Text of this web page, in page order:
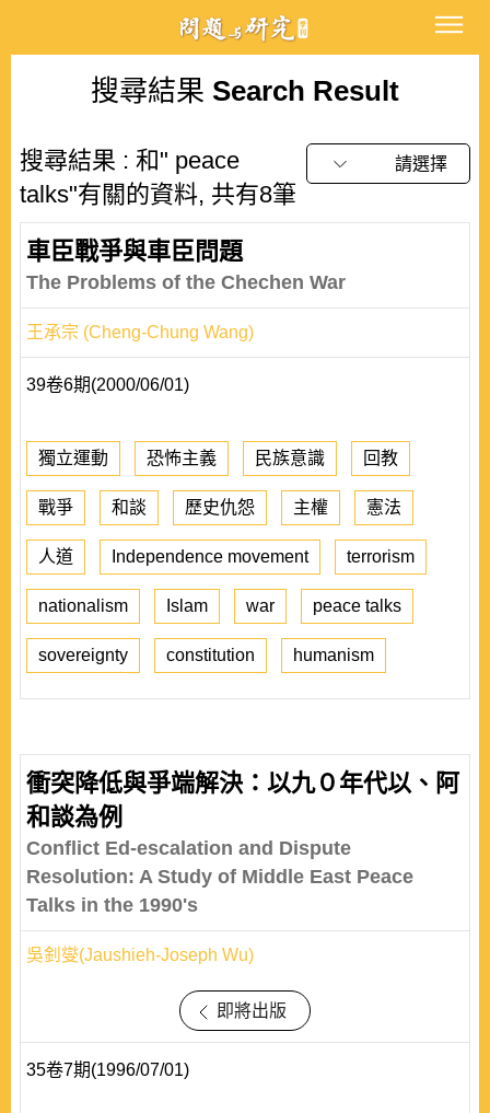
搜尋結果 Search Result
搜尋結果 : 和" peace
talks"有關的資料, 共有8筆
請選擇
車臣戰爭與車臣問題
The Problems of the Chechen War
王承宗 (Cheng-Chung Wang)
39卷6期(2000/06/01)
獨立運動 恐怖主義 民族意識 回教
戰爭 和談 歷史仇怨 主權 憲法
人道 Independence movement terrorism
nationalism Islam war peace talks
sovereignty constitution humanism
衝突降低與爭端解決：以九０年代以、阿
和談為例
Conflict Ed-escalation and Dispute
Resolution: A Study of Middle East Peace
Talks in the 1990's
吳釗燮(Jaushieh-Joseph Wu)
即將出版
35卷7期(1996/07/01)